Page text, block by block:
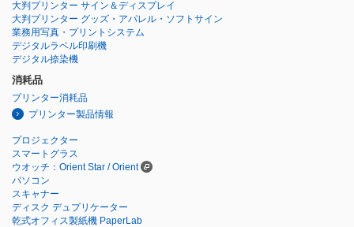
大判プリンター サイン＆ディスプレイ
大判プリンター グッズ・アパレル・ソフトサイン
業務用写真・プリントシステム
デジタルラベル印刷機
デジタル捺染機
消耗品
プリンター消耗品
プリンター製品情報
プロジェクター
スマートグラス
ウオッチ：Orient Star / Orient
パソコン
スキャナー
ディスク デュプリケーター
乾式オフィス製紙機 PaperLab